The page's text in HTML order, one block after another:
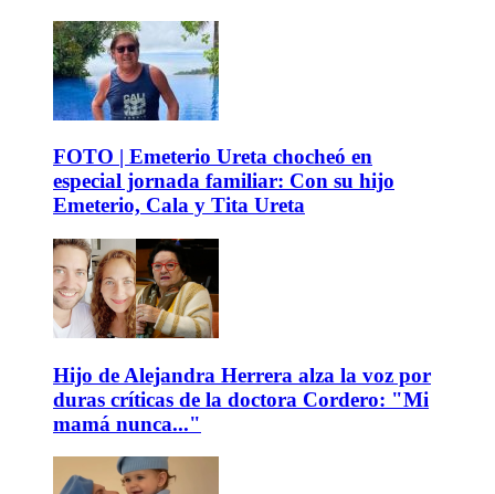
FOTO | Emeterio Ureta chocheó en
especial jornada familiar: Con su hijo
Emeterio, Cala y Tita Ureta
Hijo de Alejandra Herrera alza la voz por
duras críticas de la doctora Cordero: "Mi
mamá nunca..."